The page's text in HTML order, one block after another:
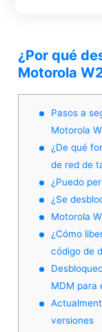
¿Por qué
Motorola
Pasos a
Motorola
¿De qué
de red de
¿Puedo
¿Se
Motorola
¿Cómo
código de
MDM para
versiones